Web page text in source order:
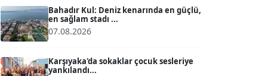
Köşe Yazarı
Köşe Yazarı
Bahadır Kul: Deniz kenarında en güçlü,
en sağlam stadı ...
07.08.2026
Karşıyaka'da sokaklar çocuk sesleriye
yankılandı...